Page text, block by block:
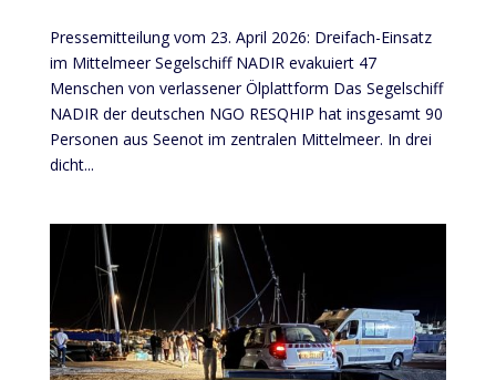
Pressemitteilung vom 23. April 2026: Dreifach-Einsatz
im Mittelmeer Segelschiff NADIR evakuiert 47
Menschen von verlassener Ölplattform Das Segelschiff
NADIR der deutschen NGO RESQHIP hat insgesamt 90
Personen aus Seenot im zentralen Mittelmeer. In drei
dicht...